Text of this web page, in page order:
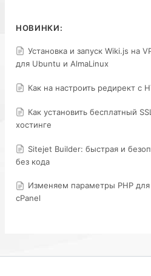
НОВИНКИ:
Установка и запуск Wiki.js на
для Ubuntu и AlmaLinux
Как на настроить редирект с
Как установить бесплатный
хостинге
Sitejet Builder: быстрая и
без кода
Изменяем параметры PHP для
cPanel